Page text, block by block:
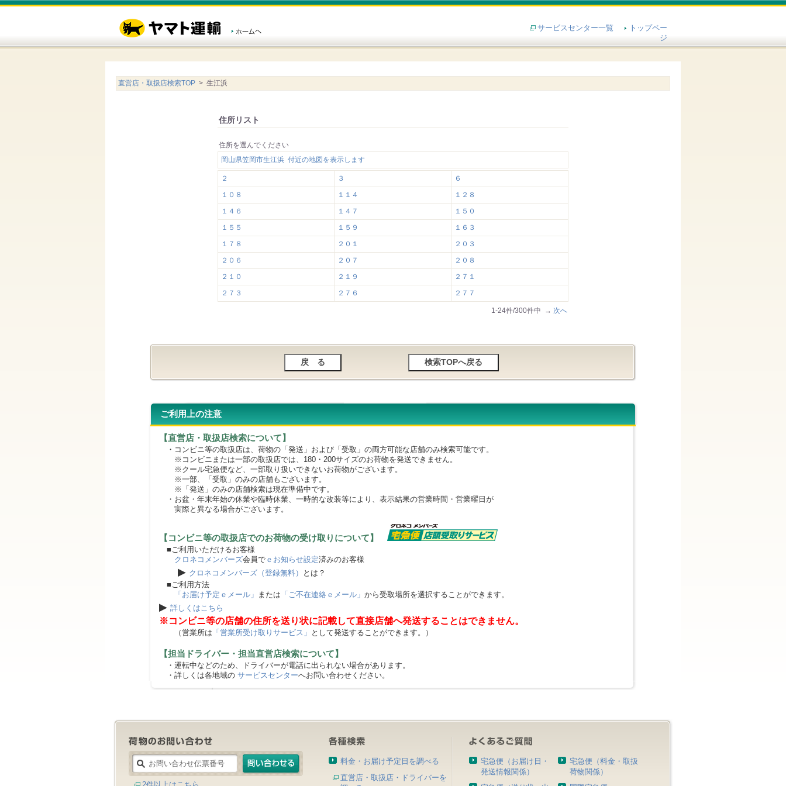
サービスセンター一覧
トップペー
ジ
直営店・取扱店検索TOP > 生江浜
住所リスト
住所を選んでください
岡山県笠岡市生江浜 付近の地図を表示します
２ ３
６
１０８
１１４
１２８
１４６
１４７
１５０
１５５
１５９
１６３
１７８
２０１
２０３
２０６
２０７
２０８
２１０
２１９
２７１
２７３
２７６ ２７７
1-24件/300件中 → 次へ
ご利用上の注意
【直営店・取扱店検索について】
・コンビニ等の取扱店は、荷物の「発送」および「受取」の両方可能な店舗のみ検索可能です。
※コンビニまたは一部の取扱店では、180・200サイズのお荷物を発送できません。
※クール宅急便など、一部取り扱いできないお荷物がございます。
※一部、「受取」のみの店舗もございます。
※「発送」のみの店舗検索は現在準備中です。
・お盆・年末年始の休業や臨時休業、一時的な改装等により、表示結果の営業時間・営業曜日が
実際と異なる場合がございます。
【コンビニ等の取扱店でのお荷物の受け取りについて】
■ご利用いただけるお客様
クロネコメンバーズ会員で ｅお知らせ設定済みのお客様
▶ クロネコメンバーズ（登録無料）
とは？
■ご利用方法
「お届け予定ｅメール」 または 「ご不在連絡ｅメール」 から受取場所を選択することができます。
▶ 詳しくはこちら
※コンビニ等の店舗の住所を送り状に記載して直接店舗へ発送することはできません。
（営業所は 「営業所受け取りサービス」 として発送することができます。）
【担当ドライバー・担当直営店検索について】
・運転中などのため、ドライバーが電話に出られない場合があります。
・詳しくは各地域の サービスセンターへお問い合わせください。
料金・お届け予定日を調べる
直営店・取扱店・ドライバーを
宅急便（お届け日・
発送情報関係）
宅急便（料金・取扱
荷物関係）